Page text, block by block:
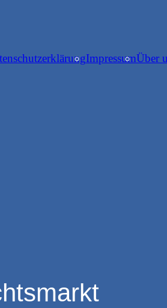
ImpressumÜber